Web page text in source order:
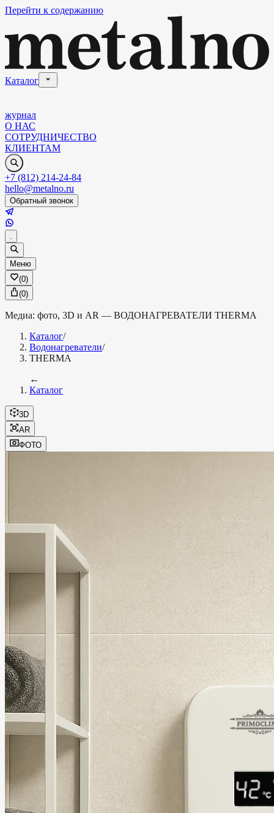
Перейти к содержанию
Каталог
журнал
О НАС
СОТРУДНИЧЕСТВО
КЛИЕНТАМ
+7 (812) 214-24-84
hello@metalno.ru
Обратный звонок
.
Меню
(0)
(0)
Медиа: фото, 3D и AR — ВОДОНАГРЕВАТЕЛИ THERMA
Каталог/
Водонагреватели/
THERMA
←
Каталог
3D
AR
ФОТО